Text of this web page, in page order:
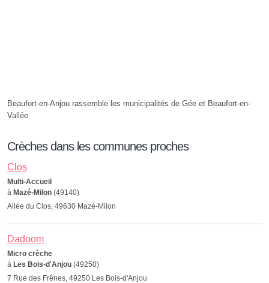
Beaufort-en-Anjou rassemble les municipalités de Gée et Beaufort-en-
Vallée
Crèches dans les communes proches
Clos
Multi-Accueil
à Mazé-Milon (49140)
Allée du Clos, 49630 Mazé-Milon
Dadoom
Micro crèche
à Les Bois-d'Anjou (49250)
7 Rue des Frênes, 49250 Les Bois-d'Anjou